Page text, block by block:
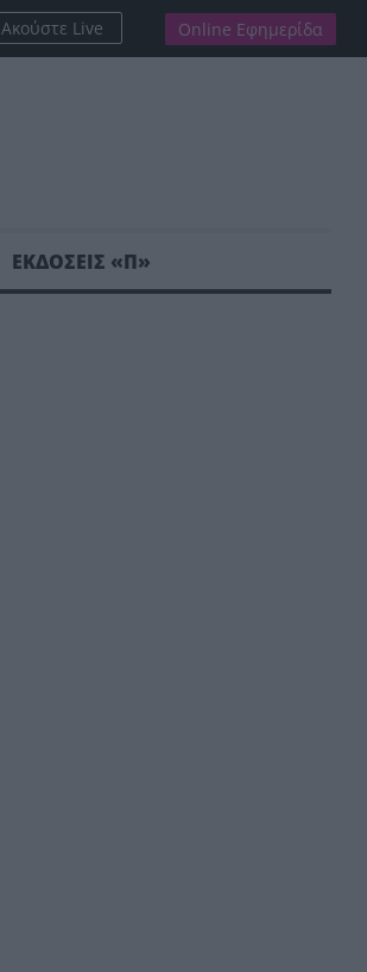
Ακούστε Live Online Εφημερίδα
ΕΚΔΟΣΕΙΣ «Π»